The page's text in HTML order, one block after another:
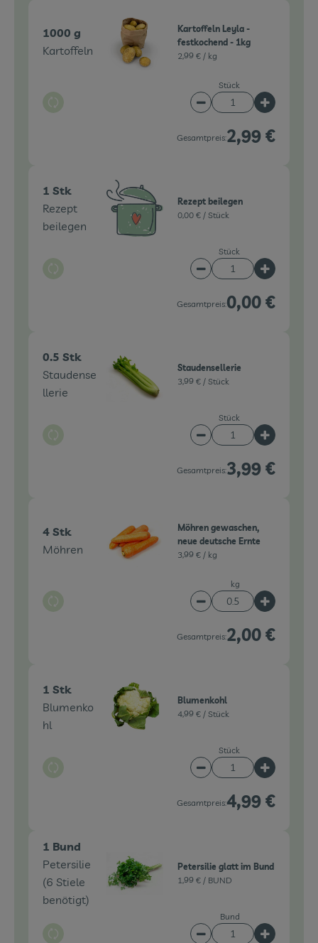
1000 g
Kartoffeln
Auswahl ändern
Kartoffeln Leyla -
festkochend - 1kg
2,99 € / kg
Stück
Artikelanzahl
Gesamtpreis:2,99 €
1 Stk
Rezept
beilegen
Auswahl ändern
Rezept beilegen
0,00 € / Stück
Stück
Artikelanzahl
Gesamtpreis:0,00 €
0.5 Stk
Staudense
llerie
Auswahl ändern
Staudensellerie
3,99 € / Stück
Stück
Artikelanzahl
Gesamtpreis:3,99 €
4 Stk
Möhren
Auswahl ändern
Möhren gewaschen,
neue deutsche Ernte
3,99 € / kg
kg
Artikelanzahl
Gesamtpreis:2,00 €
1 Stk
Blumenko
hl
Auswahl ändern
Blumenkohl
4,99 € / Stück
Stück
Artikelanzahl
Gesamtpreis:4,99 €
1 Bund
Petersilie
(6 Stiele
benötigt)
Auswahl ändern
Petersilie glatt im Bund
1,99 € / BUND
Bund
Artikelanzahl